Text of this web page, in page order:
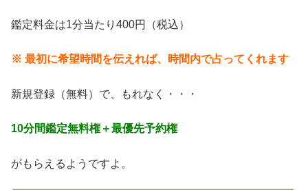
鑑定料金は1分当たり400円（税込）
※ 最初に希望時間を伝えれば、時間内で占ってくれます
新規登録（無料）で、もれなく・・・
10分間鑑定無料権＋最優先予約権
がもらえるようですよ。